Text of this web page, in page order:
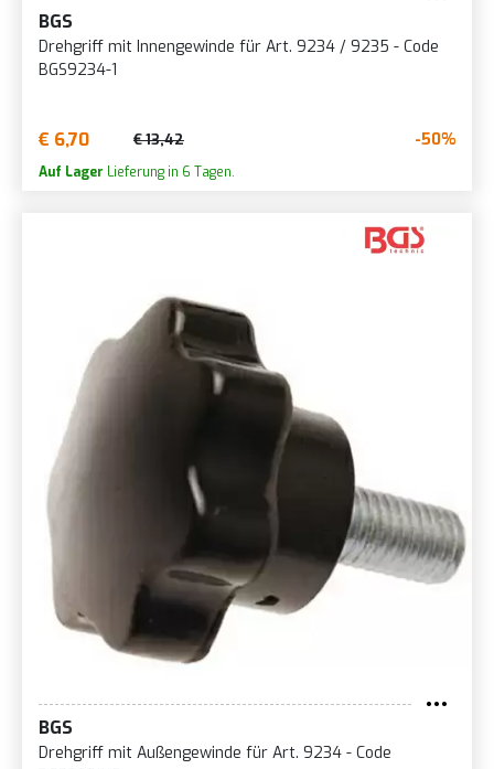
BGS
Drehgriff mit Innengewinde für Art. 9234 / 9235 - Code
BGS9234-1
€ 6,70 € 13,42 -50%
Auf Lager Lieferung in 6 Tagen.
BGS
Drehgriff mit Außengewinde für Art. 9234 - Code